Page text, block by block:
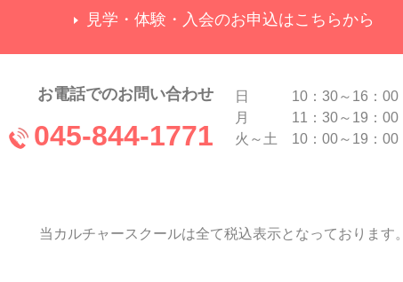
見学・体験・入会のお申込はこちらから
お電話でのお問い合わせ
045-844-1771
日 10：30～16：00
月 11：30～19：00
火～土 10：00～19：00
当カルチャースクールは全て税込表示となっております。